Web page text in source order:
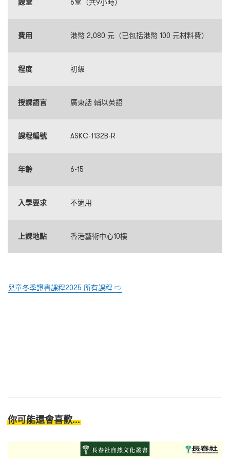
課堂 6堂（共9小時）
費用 港幣 2,080 元（已包括港幣 100 元材料費）
程度 初級
授課語言 廣東話 輔以英語
課程編號 ASKC-1132B-R
年齡 6-15
入學要求 不適用
上課地點 香港藝術中心10樓
兒童冬季證書課程2025 所有課程 ⇨
你可能還會喜歡...